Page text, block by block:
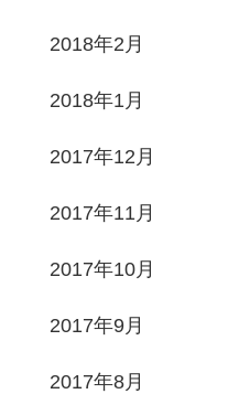
2018年2月
2018年1月
2017年12月
2017年11月
2017年10月
2017年9月
2017年8月